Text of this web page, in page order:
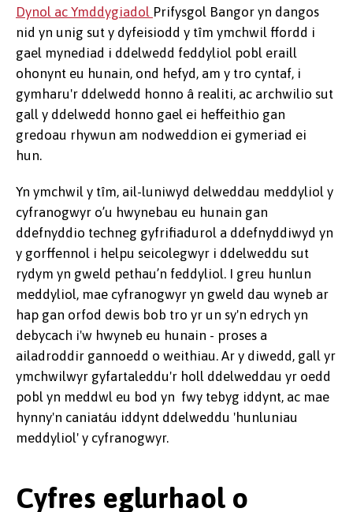
Dynol ac Ymddygiadol Prifysgol Bangor yn dangos
nid yn unig sut y dyfeisiodd y tîm ymchwil ffordd i
gael mynediad i ddelwedd feddyliol pobl eraill
ohonynt eu hunain, ond hefyd, am y tro cyntaf, i
gymharu'r ddelwedd honno â realiti, ac archwilio sut
gall y ddelwedd honno gael ei heffeithio gan
gredoau rhywun am nodweddion ei gymeriad ei
hun.
Yn ymchwil y tîm, ail-luniwyd delweddau meddyliol y
cyfranogwyr o’u hwynebau eu hunain gan
ddefnyddio techneg gyfrifiadurol a ddefnyddiwyd yn
y gorffennol i helpu seicolegwyr i ddelweddu sut
rydym yn gweld pethau’n feddyliol. I greu hunlun
meddyliol, mae cyfranogwyr yn gweld dau wyneb ar
hap gan orfod dewis bob tro yr un sy'n edrych yn
debycach i'w hwyneb eu hunain - proses a
ailadroddir gannoedd o weithiau. Ar y diwedd, gall yr
ymchwilwyr gyfartaleddu'r holl ddelweddau yr oedd
pobl yn meddwl eu bod yn fwy tebyg iddynt, ac mae
hynny'n caniatáu iddynt ddelweddu 'hunluniau
meddyliol' y cyfranogwyr.
Cyfres eglurhaol o